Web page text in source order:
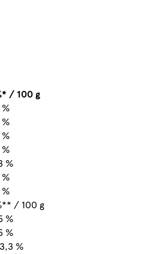
/ 100 g
%
/ 100 g
%
%
%